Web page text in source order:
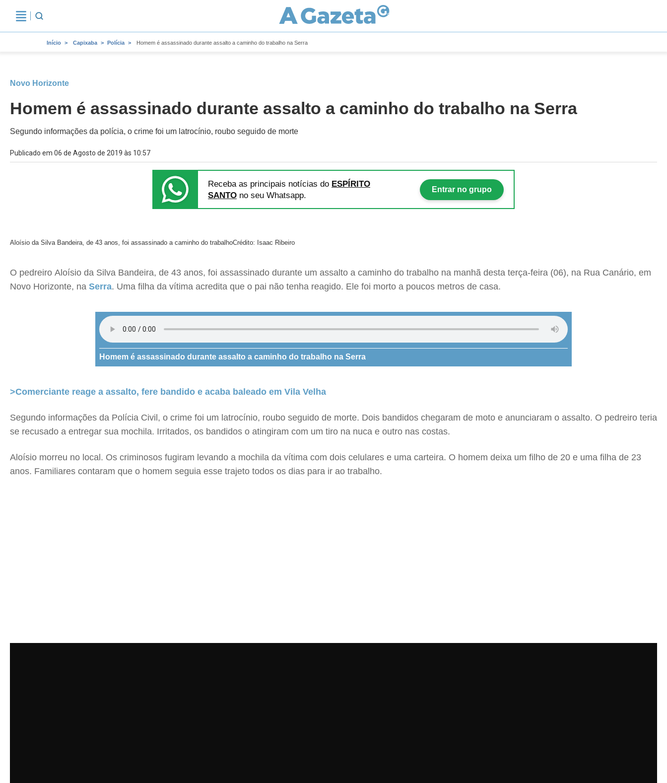
Início Capixaba Polícia Homem é assassinado durante assalto a caminho do trabalho na Serra
Novo Horizonte
Homem é assassinado durante assalto a caminho do trabalho na Serra
Segundo informações da polícia, o crime foi um latrocínio, roubo seguido de morte
Publicado em 06 de Agosto de 2019 às 10:57
Receba as principais notícias do ESPÍRITO
SANTO no seu Whatsapp.
Entrar no grupo
Aloísio da Silva Bandeira, de 43 anos, foi assassinado a caminho do trabalhoCrédito: Isaac Ribeiro
O pedreiro Aloísio da Silva Bandeira, de 43 anos, foi assassinado durante um assalto a caminho do trabalho na manhã desta terça-feira (06), na Rua Canário, em
Novo Horizonte, na Serra. Uma filha da vítima acredita que o pai não tenha reagido. Ele foi morto a poucos metros de casa.
Homem é assassinado durante assalto a caminho do trabalho na Serra
>Comerciante reage a assalto, fere bandido e acaba baleado em Vila Velha
Segundo informações da Polícia Civil, o crime foi um latrocínio, roubo seguido de morte. Dois bandidos chegaram de moto e anunciaram o assalto. O pedreiro teria
se recusado a entregar sua mochila. Irritados, os bandidos o atingiram com um tiro na nuca e outro nas costas.
Aloísio morreu no local. Os criminosos fugiram levando a mochila da vítima com dois celulares e uma carteira. O homem deixa um filho de 20 e uma filha de 23
anos. Familiares contaram que o homem seguia esse trajeto todos os dias para ir ao trabalho.